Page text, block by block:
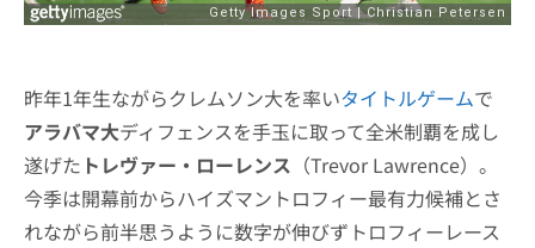
昨年1年生ながらクレムソン大を率いタイトルゲームで
アラバマ大ディフェンスを手玉に取って全米制覇を成し
遂げた トレヴァー・ローレンス （Trevor Lawrence）。
今季は開幕前からハイズマントロフィー最有力候補とさ
れながら前半思うように数字が伸びずトロフィーレース